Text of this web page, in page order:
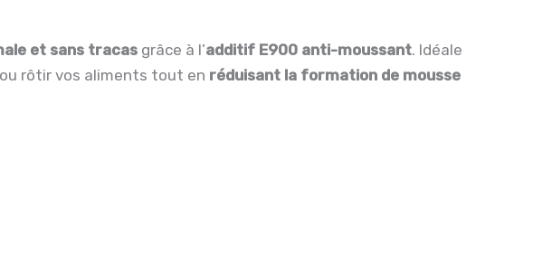
et sans tracas grâce à l’additif E900 anti-moussant. Idéale
rôtir vos aliments tout en réduisant la formation de mousse